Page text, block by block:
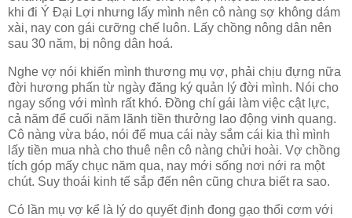
khi đi Ý Đại Lợi nhưng lấy mình nên cô nàng sợ không dám
xài, nay con gái cưỡng chế luôn. Lấy chồng nông dân nên
sau 30 năm, bị nông dân hoá.
Nghe vợ nói khiến mình thương mụ vợ, phải chịu đựng nữa
đời hương phấn từ ngày đăng ký quản lý đời mình. Nói cho
ngay sống với mình rất khó. Đồng chí gái làm việc cật lực,
cả năm để cuối năm lãnh tiền thưởng lao động vinh quang.
Cô nàng vừa báo, nói để mua cái này sắm cái kia thì mình
lấy tiền mua nhà cho thuê nên cô nàng chửi hoài. Vợ chồng
tích góp mấy chục năm qua, nay mới sống nơi nới ra một
chút. Suy thoái kinh tế sắp đến nên cũng chưa biết ra sao.
Có lần mụ vợ kể là lý do quyết định đong gạo thổi cơm với